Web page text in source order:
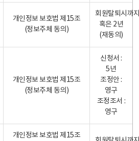
개인정보 보호법 제15조
(정보주체 동의)
회원탈퇴시까
혹은 2년
(재동의)
개인정보 보호법 제15조
(정보주체 동의)
신청서 :
5년
조정안 :
영구
조정조서 :
영구
개인정보 보호법 제15조